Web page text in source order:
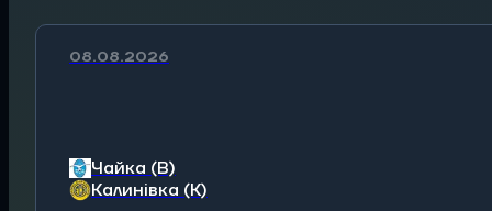
08.08.2026
Чайка (В)
Калинівка (К)